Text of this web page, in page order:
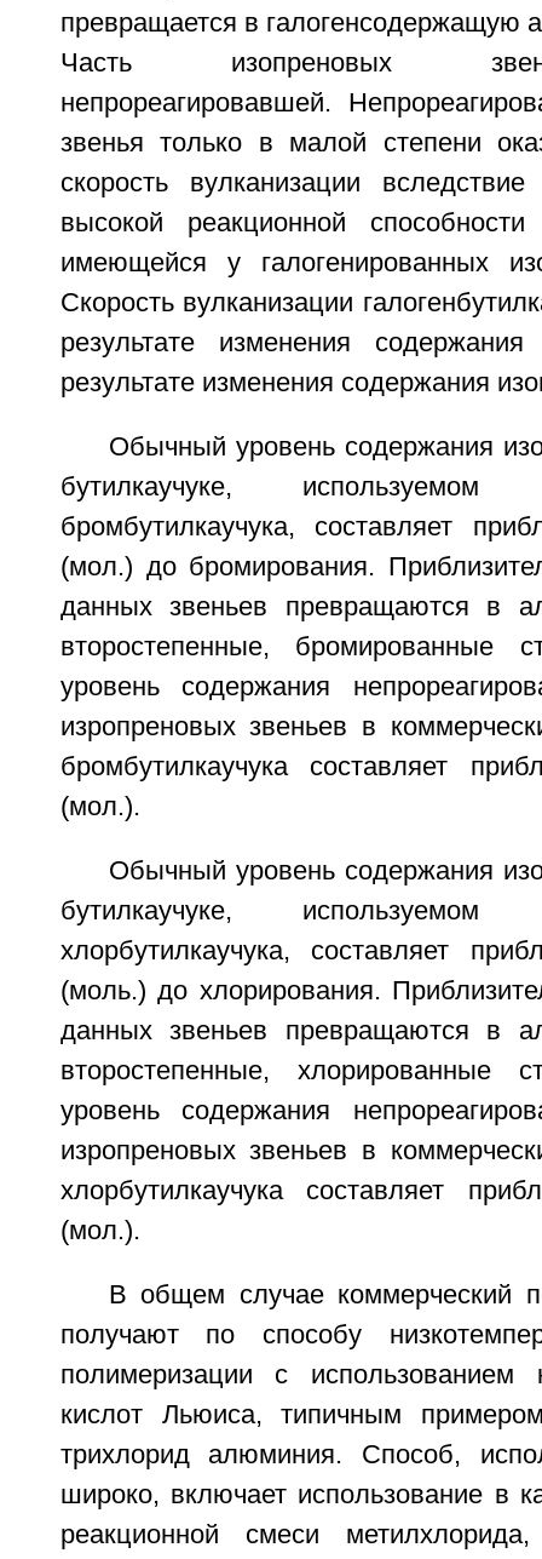
превращается в галогенсодержащую
Часть изопреновых
непрореагировавшей.
звенья только в малой степени
скорость вулканизации
высокой реакционной
имеющейся у галогенированных
Скорость вулканизации
результате изменения
результате изменения содержания
Обычный уровень содержания
бутилкаучуке,
бромбутилкаучука, составляет
(мол.) до бромирования.
данных звеньев превращаются в
второстепенные, бромированные
уровень содержания
изропреновых звеньев в
бромбутилкаучука составляет
(мол.).
Обычный уровень содержания
бутилкаучуке,
хлорбутилкаучука, составляет
(моль.) до хлорирования.
данных звеньев превращаются в
второстепенные, хлорированные
уровень содержания
изропреновых звеньев в
хлорбутилкаучука составляет
(мол.).
В общем случае коммерческий
получают по способу
полимеризации с использованием
кислот Льюиса, типичным
трихлорид алюминия. Способ,
широко, включает использование в
реакционной смеси